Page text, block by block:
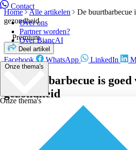
Contact
Over ons
Partner worden?
Over BiancAI
Onze thema's
Onze thema's
Home Alle artikelen
De buurtbarbecue
gezondheid
Premium
Deel artikel
Facebook WhatsApp LinkedIn
De buurtbarbecue is goed
gezondheid